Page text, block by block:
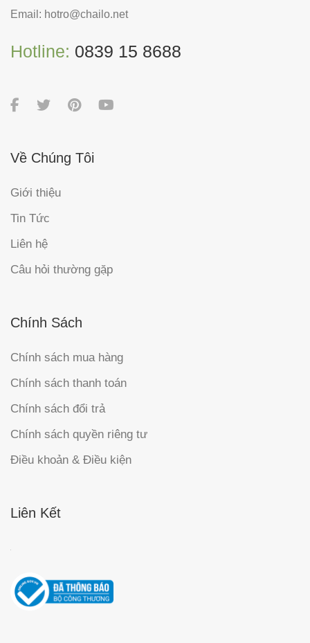
Email: hotro@chailo.net
Hotline: 0839 15 8688
Về Chúng Tôi
Giới thiệu
Tin Tức
Liên hệ
Câu hỏi thường gặp
Chính Sách
Chính sách mua hàng
Chính sách thanh toán
Chính sách đổi trả
Chính sách quyền riêng tư
Điều khoản & Điều kiện
Liên Kết